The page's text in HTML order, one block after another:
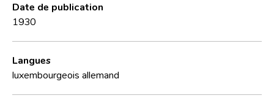
Date de publication
1930
Langues
luxembourgeois allemand